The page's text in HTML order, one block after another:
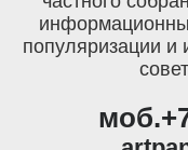
популяризации и